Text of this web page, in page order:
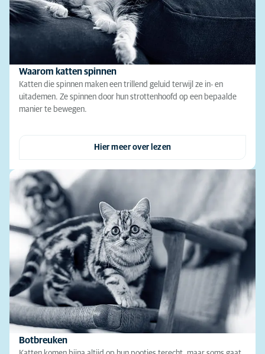
Waarom katten spinnen
Katten die spinnen maken een trillend geluid terwijl ze in- en
uitademen. Ze spinnen door hun strottenhoofd op een bepaalde
manier te bewegen.
Hier meer over lezen
Botbreuken